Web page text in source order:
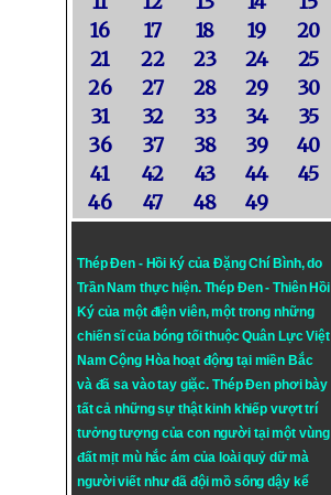
16
17 18 19
20
21
22 23 24
25
26
27 28 29
30
31
32 33 34
35
36
37 38 39
40
41
42 43 44
45
46
47 48 49
Thép Đen - Hồi ký của Đặng Chí Bình, do
Trần Nam thực hiện. Thép Đen- Thiên Hồi
Ký của một điện viên, một trong những
chiến sĩ của bóng tối thuộc Quân Lực Việt
Nam Cộng Hòa hoạt động tại miền Bắc
và đã sa vào tay giặc. Thép Đen phơi bày
tất cả những sự thật kinh khiếp vượt trí
tưởng tượng của con người tại một vùng
đất mịt mù hắc ám của loài quỷ dữ mà
người viết như đã đội mồ sống dậy kể